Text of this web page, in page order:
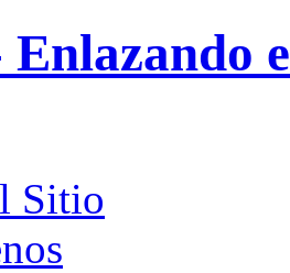
Sitio